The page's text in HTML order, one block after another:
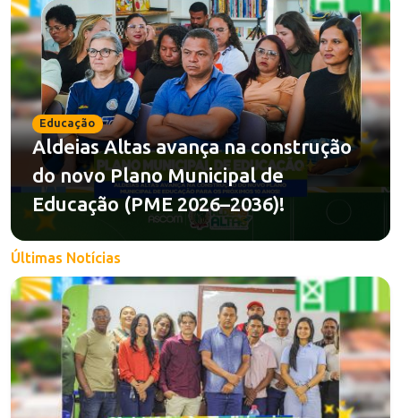
Educação
Aldeias Altas avança na construção
do novo Plano Municipal de
Educação (PME 2026–2036)!
Últimas Notícias